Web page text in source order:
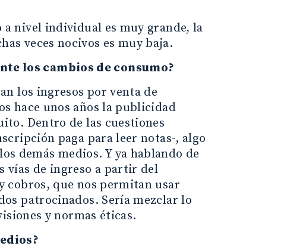
nivel individual es muy grande, la
veces nocivos es muy baja.
los cambios de consumo?
los ingresos por venta de
hace unos años la publicidad
Dentro de las cuestiones
paga para leer notas-, algo
demás medios. Y ya hablando de
vías de ingreso a partir del
cobros, que nos permitan usar
patrocinados. Sería mezclar lo
y normas éticas.